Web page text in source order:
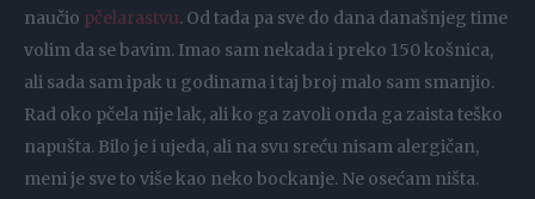
naučio pčelarastvu. Od tada pa sve do dana današnjeg time
volim da se bavim. Imao sam nekada i preko 150 košnica,
ali sada sam ipak u godinama i taj broj malo sam smanjio.
Rad oko pčela nije lak, ali ko ga zavoli onda ga zaista teško
napušta. Bilo je i ujeda, ali na svu sreću nisam alergičan,
meni je sve to više kao neko bockanje. Ne osećam ništa.